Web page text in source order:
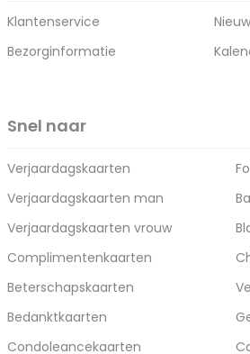
Klantenservice
Bezorginformatie
Snel naar
Verjaardagskaarten
Verjaardagskaarten man
Verjaardagskaarten vrouw
Complimentenkaarten
Beterschapskaarten
Bedanktkaarten
Condoleancekaarten